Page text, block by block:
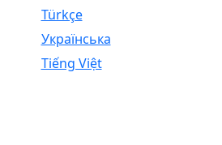
Türkçe
Українська
Tiếng Việt